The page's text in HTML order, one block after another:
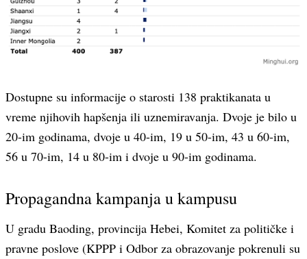
Dostupne su informacije o starosti 138 praktikanata u
vreme njihovih hapšenja ili uznemiravanja. Dvoje je bilo u
20-im godinama, dvoje u 40-im, 19 u 50-im, 43 u 60-im,
56 u 70-im, 14 u 80-im i dvoje u 90-im godinama.
Propagandna kampanja u kampusu
U gradu Baoding, provincija Hebei, Komitet za političke i
pravne poslove (KPPP i Odbor za obrazovanje pokrenuli su